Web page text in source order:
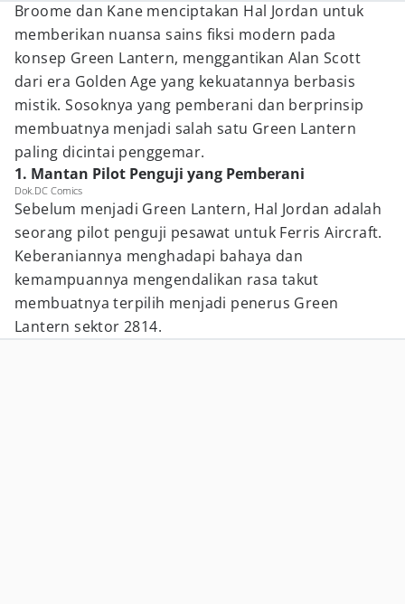
Broome dan Kane menciptakan Hal Jordan untuk
memberikan nuansa sains fiksi modern pada
konsep Green Lantern, menggantikan Alan Scott
dari era Golden Age yang kekuatannya berbasis
mistik. Sosoknya yang pemberani dan berprinsip
membuatnya menjadi salah satu Green Lantern
paling dicintai penggemar.
1. Mantan Pilot Penguji yang Pemberani
Dok.DC Comics
Sebelum menjadi Green Lantern, Hal Jordan adalah
seorang pilot penguji pesawat untuk Ferris Aircraft.
Keberaniannya menghadapi bahaya dan
kemampuannya mengendalikan rasa takut
membuatnya terpilih menjadi penerus Green
Lantern sektor 2814.